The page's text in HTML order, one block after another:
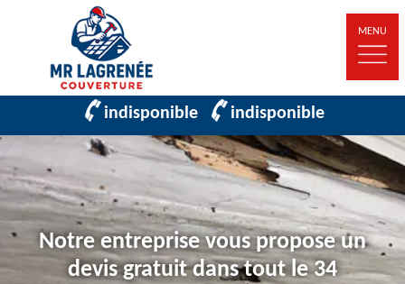
MENU
indisponible indisponible
Notre entreprise vous propose un
devis gratuit dans tout le 34